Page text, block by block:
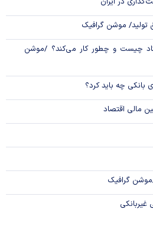
تولید/ موشن گرافیک
چیست و چطور کار می‌کند؟ /موشن
بانکی چه باید کرد؟
مالی اقتصاد
گرافیک
غیربانکی